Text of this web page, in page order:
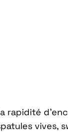
rapidité
vives,